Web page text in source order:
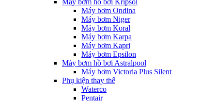
Máy bơm hồ bơi Kripsol
Máy bơm Ondina
Máy bơm Niger
Máy bơm Koral
Máy bơm Karpa
Máy bơm Kapri
Máy bơm Epsilon
Máy bơm hồ bơi Astralpool
Máy bơm Victoria Plus Silent
Phụ kiện thay thế
Waterco
Pentair